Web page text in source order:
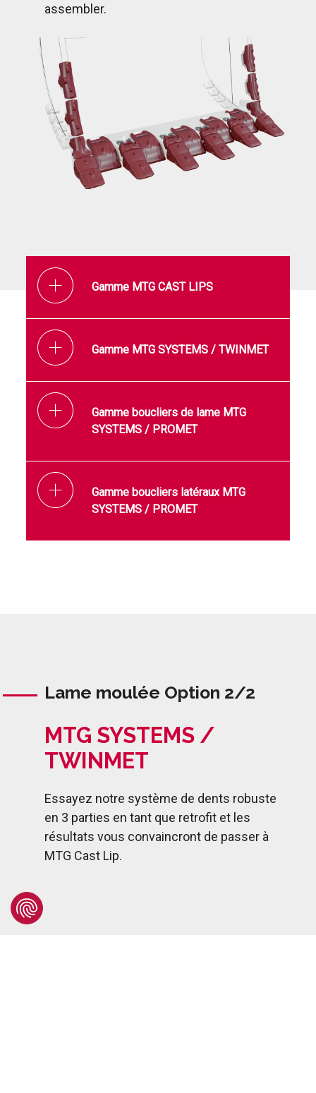
assembler.
Gamme MTG CAST LIPS
Gamme MTG SYSTEMS / TWINMET
Gamme boucliers de lame MTG
SYSTEMS / PROMET
Gamme boucliers latéraux MTG
SYSTEMS / PROMET
Lame moulée Option 2/2
MTG SYSTEMS /
TWINMET
Essayez notre système de dents robuste
en 3 parties en tant que retrofit et les
résultats vous convaincront de passer à
MTG Cast Lip.